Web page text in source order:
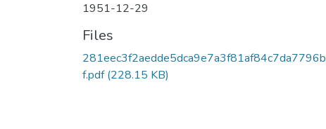
1951-12-29
Files
281eec3f2aedde5dca9e7a3f81af84c7da7796b
f.pdf(228.15 KB)